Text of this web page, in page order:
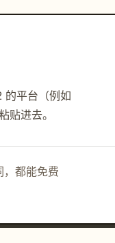
平台（例如
贴进去。
都能免费